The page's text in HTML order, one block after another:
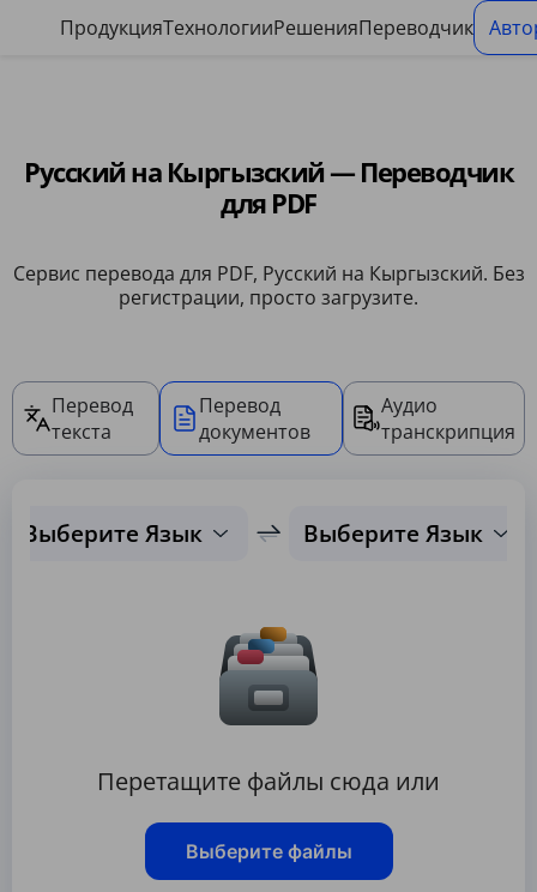
ПродукцияТехнологииРешенияПереводчик
Русский на Кыргызский — Переводчик
для PDF
Сервис перевода для PDF, Русский на Кыргызский. Без
регистрации, просто загрузите.
Перевод
текста
Перевод
документов
Аудио
транскрипция
Выберите Язык Выберите Язык
Перетащите файлы сюда или
Выберите файлы